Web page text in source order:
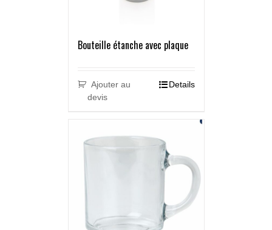
Bouteille étanche avec plaque
Ajouter au
devis
Details